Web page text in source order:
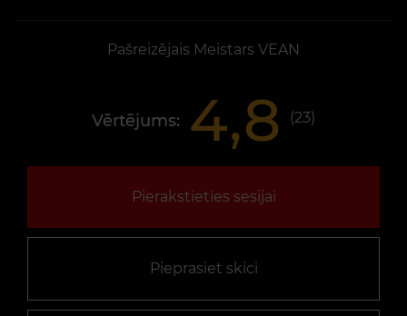
Pašreizējais Meistars VEAN
Vērtējums: 4,8 (23)
Pierakstieties sesijai
Pieprasiet skici